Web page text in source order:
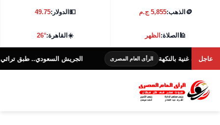
🪙 الذهب:5,855 ج.م 💵الدولار:49.75
🕌الصلاة:الظهر ☀️القاهرة:26°
عاجل
غنية بالنكهة الرأى العام المصرى الجريش السعودي.. طبق تراثي غني